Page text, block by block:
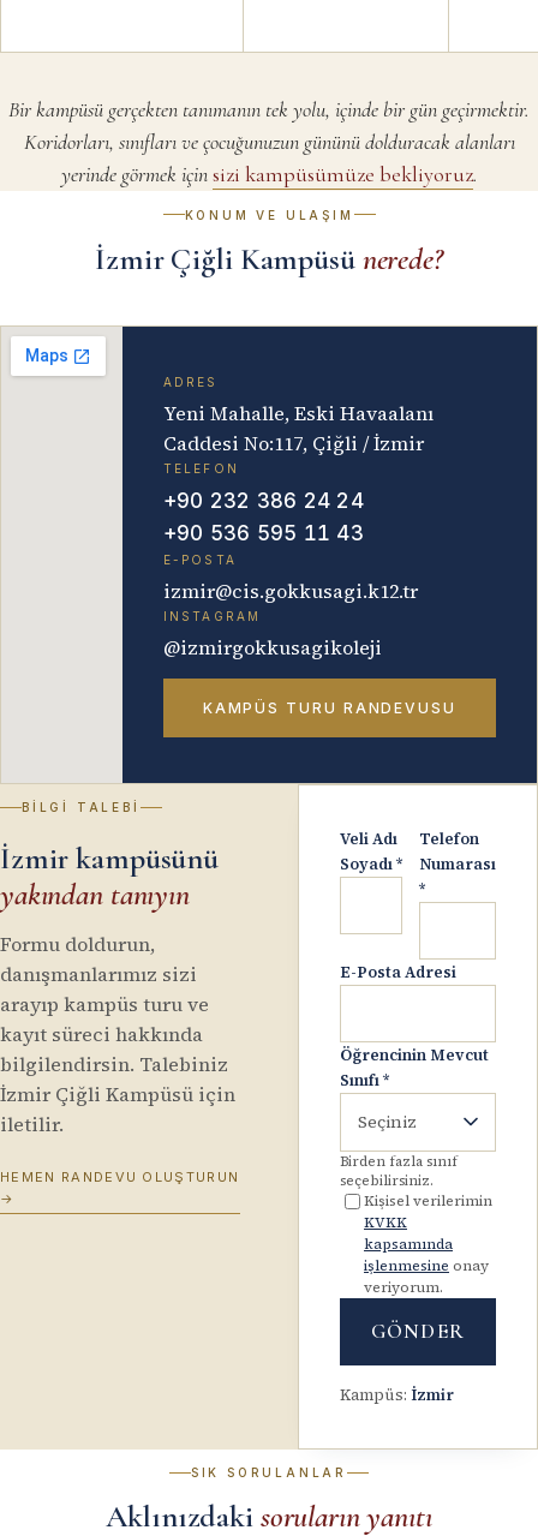
Bir kampüsü gerçekten tanımanın tek yolu, içinde bir gün geçirmektir.
Koridorları, sınıfları ve çocuğunuzun gününü dolduracak alanları
yerinde görmek için sizi kampüsümüze bekliyoruz.
KONUM VE ULAŞIM
İzmir Çiğli Kampüsü nerede?
ADRES
Yeni Mahalle, Eski Havaalanı
Caddesi No:117, Çiğli / İzmir
TELEFON
+90 232 386 24 24
+90 536 595 11 43
E-POSTA
izmir@cis.gokkusagi.k12.tr
INSTAGRAM
@izmirgokkusagikoleji
KAMPÜS TURU RANDEVUSU
BILGI TALEBI
İzmir kampüsünü
yakından tanıyın
Formu doldurun,
danışmanlarımız sizi
arayıp kampüs turu ve
kayıt süreci hakkında
bilgilendirsin. Talebiniz
İzmir Çiğli Kampüsü için
iletilir.
HEMEN RANDEVU OLUŞTURUN
→
Veli Adı
Soyadı*
Telefon
Numarası
*
E-Posta Adresi
Öğrencinin Mevcut
Sınıfı*
Seçiniz
Birden fazla sınıf
seçebilirsiniz.
Kişisel verilerimin
KVKK
kapsamında
işlenmesine onay
veriyorum.
GÖNDER
Kampüs: İzmir
SIK SORULANLAR
Aklınızdakisoruların yanıtı